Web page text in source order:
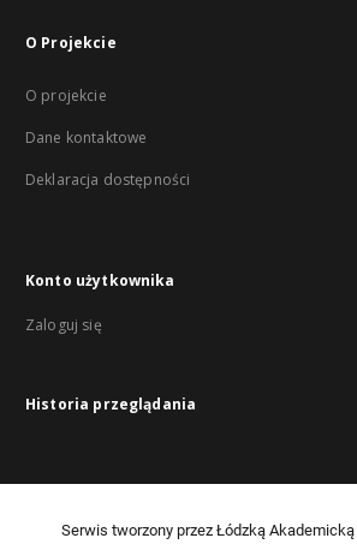
O Projekcie
O projekcie
Dane kontaktowe
Deklaracja dostępności
Konto użytkownika
Zaloguj się
Historia przeglądania
Serwis tworzony przez Łódzką